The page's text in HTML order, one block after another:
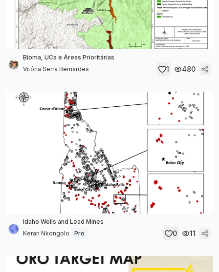
Bioma, UCs e Áreas Prioritárias
Vitória Serra Bernardes
1 480
Idaho Wells and Lead Mines
Keran Nkongolo
Pro 0 11